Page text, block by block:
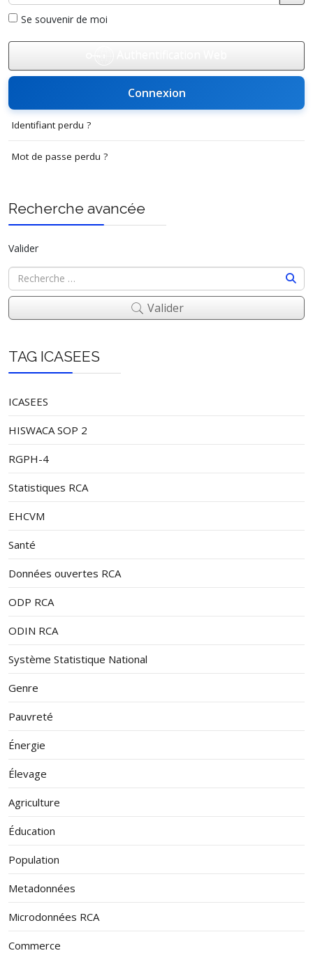
Se souvenir de moi
Connexion
Identifiant perdu ?
Mot de passe perdu ?
Recherche avancée
Valider
Valider
TAG ICASEES
ICASEES
HISWACA SOP 2
RGPH-4
Statistiques RCA
EHCVM
Santé
Données ouvertes RCA
ODP RCA
ODIN RCA
Système Statistique National
Genre
Pauvreté
Énergie
Élevage
Agriculture
Éducation
Population
Metadonnées
Microdonnées RCA
Commerce